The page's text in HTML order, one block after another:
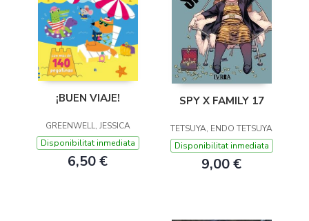
¡BUEN VIAJE!
GREENWELL, JESSICA
Disponibilitat inmediata
6,50 €
SPY X FAMILY 17
TETSUYA, ENDO TETSUYA
Disponibilitat inmediata
9,00 €